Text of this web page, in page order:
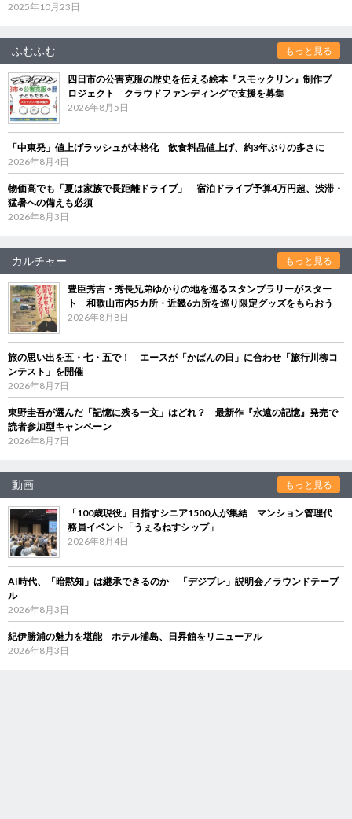
2025年10月23日
ふむふむ もっと見る
四日市の公害克服の歴史を伝える絵本『スモックリン』制作プ
ロジェクト クラウドファンディングで支援を募集
2026年8月5日
「中東発」値上げラッシュが本格化 飲食料品値上げ、約3年ぶりの多さに
2026年8月4日
物価高でも「夏は家族で長距離ドライブ」 宿泊ドライブ予算4万円超、渋滞・
猛暑への備えも必須
2026年8月3日
カルチャー もっと見る
豊臣秀吉・秀長兄弟ゆかりの地を巡るスタンプラリーがスター
ト 和歌山市内5カ所・近畿6カ所を巡り限定グッズをもらおう
2026年8月8日
旅の思い出を五・七・五で！ エースが「かばんの日」に合わせ「旅行川柳コ
ンテスト」を開催
2026年8月7日
東野圭吾が選んだ「記憶に残る一文」はどれ？ 最新作『永遠の記憶』発売で
読者参加型キャンペーン
2026年8月7日
動画 もっと見る
「100歳現役」目指すシニア1500人が集結 マンション管理代
務員イベント「うぇるねすシップ」
2026年8月4日
AI時代、「暗黙知」は継承できるのか 「デジブレ」説明会／ラウンドテーブ
ル
2026年8月3日
紀伊勝浦の魅力を堪能 ホテル浦島、日昇館をリニューアル
2026年8月3日